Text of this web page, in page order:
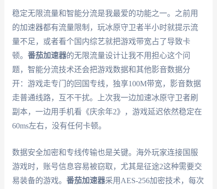
稳定无限流量和智能分流是我最爱的功能之一。之前用
的加速器都有流量限制，玩冰原守卫者半小时就提示流
量不足，或者看个国内综艺就把游戏带宽占了导致卡
顿。 番茄加速器的无限流量设计让我不用担心这个问
题，智能分流技术还会把游戏数据和其他影音数据分
开：游戏走专门的回国专线，独享100M带宽，影音数据
走普通线路，互不干扰。上次我一边加速冰原守卫者刷
副本，一边用手机看《庆余年2》，游戏延迟依然稳定在
60ms左右，没有任何卡顿。
数据安全加密和专线传输也是关键。海外玩家连接国服
游戏时，账号信息容易被窃取，尤其是征途2这种需要交
易装备的游戏。 番茄加速器采用AES-256加密技术，每次